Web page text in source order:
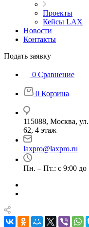
Проекты
Кейсы LAX
Новости
Контакты
Подать заявку
0 Сравнение
0 Корзина
115088, Москва,
62, 4 этаж
laxpro@laxpro.ru
Пн. – Пт.: с 9:00 до